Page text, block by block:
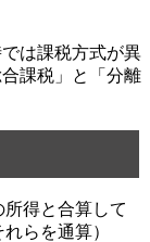
は課税方式が異
課税」と「分離
得と合算して
らを通算）